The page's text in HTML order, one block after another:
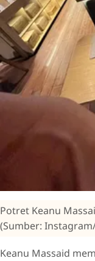
Potret Keanu
(Sumber:
Keanu Massaid